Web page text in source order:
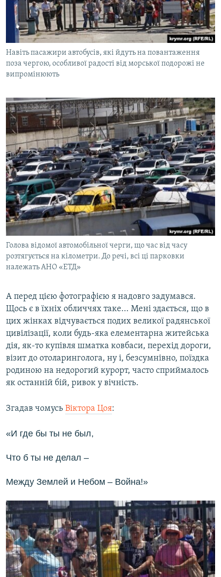
Навіть пасажири автобусів, які йдуть на повантаження
поза чергою, особливої радості від морської подорожі не
випромінюють
Голова відомої автомобільної черги, що час від часу
розтягується на кілометри. До речі, всі ці парковки
належать АНО «ЕТД»
А перед цією фотографією я надовго задумався.
Щось є в їхніх обличчях таке... Мені здається, що в
цих жінках відчувається подих великої радянської
цивілізації, коли будь-яка елементарна житейська
дія, як-то купівля шматка ковбаси, перехід дороги,
візит до отоларинголога, ну і, безсумнівно, поїздка
родиною на недорогий курорт, часто сприймалось
як останній бій, ривок у вічність.
Згадав чомусь Віктора Цоя:
«И где бы ты не был,
Что б ты не делал –
Между Землей и Небом – Война!»